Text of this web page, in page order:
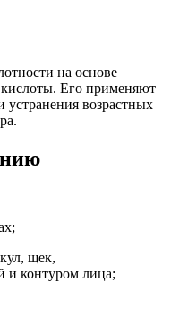
на основе
Его применяют
возрастных
щек,
и контуром лица;